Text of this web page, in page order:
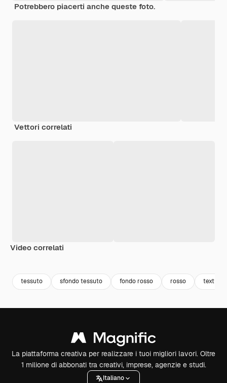
Potrebbero piacerti anche queste foto.
Vettori correlati
Video correlati
tessuto sfondo tessuto fondo rosso rosso texture
La piattaforma creativa per realizzare i tuoi migliori lavori. Oltre
1 milione di abbonati tra creativi, imprese, agenzie e studi.
Italiano